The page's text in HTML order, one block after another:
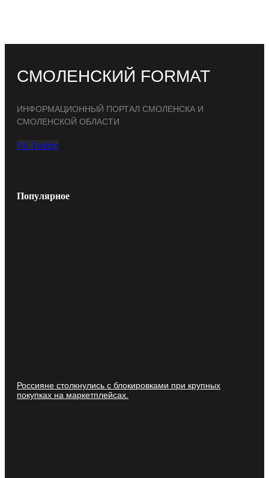
СМОЛЕНСКИЙ FORMAT
ИНФОРМАЦИОННЫЙ ПОРТАЛ СМОЛЕНСКА И
СМОЛЕНСКОЙ ОБЛАСТИ
Vk Twitter
Популярное
Россияне столкнулись с блокировками при крупных
покупках на маркетплейсах.